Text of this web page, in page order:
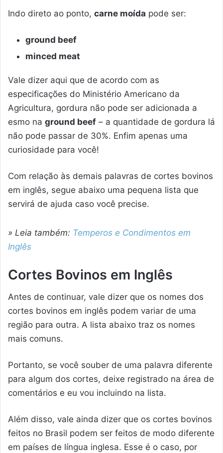
Indo direto ao ponto, carne moída pode ser:
ground beef
minced meat
Vale dizer aqui que de acordo com as
especificações do Ministério Americano da
Agricultura, gordura não pode ser adicionada a
esmo na ground beef – a quantidade de gordura lá
não pode passar de 30%. Enfim apenas uma
curiosidade para você!
Com relação às demais palavras de cortes bovinos
em inglês, segue abaixo uma pequena lista que
servirá de ajuda caso você precise.
» Leia também: Temperos e Condimentos em
Inglês
Cortes Bovinos em Inglês
Antes de continuar, vale dizer que os nomes dos
cortes bovinos em inglês podem variar de uma
região para outra. A lista abaixo traz os nomes
mais comuns.
Portanto, se você souber de uma palavra diferente
para algum dos cortes, deixe registrado na área de
comentários e eu vou incluindo na lista.
Além disso, vale ainda dizer que os cortes bovinos
feitos no Brasil podem ser feitos de modo diferente
em países de língua inglesa. Esse é o caso, por